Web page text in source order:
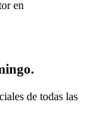
en
de todas las